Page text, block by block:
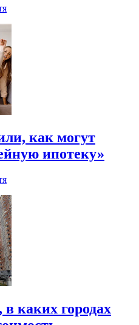
как могут
ипотеку»
в каких городах